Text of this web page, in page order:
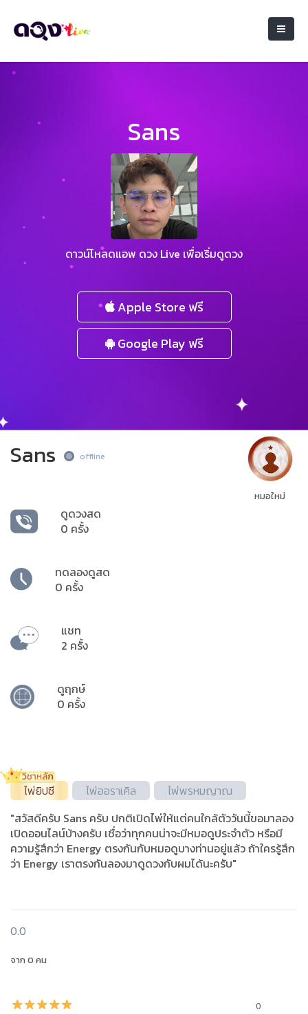
Sans
ดาวน์โหลดแอพ ดวง Live เพื่อเริ่มดูดวง
Apple Store ฟรี
Google Play ฟรี
Sans offline
ดูดวงสด
0 ครั้ง
ทดลองดูสด
0 ครั้ง
แชท
2 ครั้ง
ดูฤกษ์
0 ครั้ง
หมอใหม่
ไพ่ยิปซี ไพ่ออราเคิล
ไพ่พรหมญาณ
"สวัสดีครับ Sans ครับ ปกติเปิดไพ่ให้แต่คนใกล้ตัววันนี้ขอมาลอง
เปิดออนไลน์บ้างครับ เชื่อว่าทุกคนน่าจะมีหมอดูประจำตัว หรือมี
ความรู้สึกว่า Energy ตรงกันกับหมอดูบางท่านอยู่แล้ว ถ้าใครรู้สึก
ว่า Energy เราตรงกันลองมาดูดวงกับผมได้นะครับ"
0.0
จาก 0 คน
0